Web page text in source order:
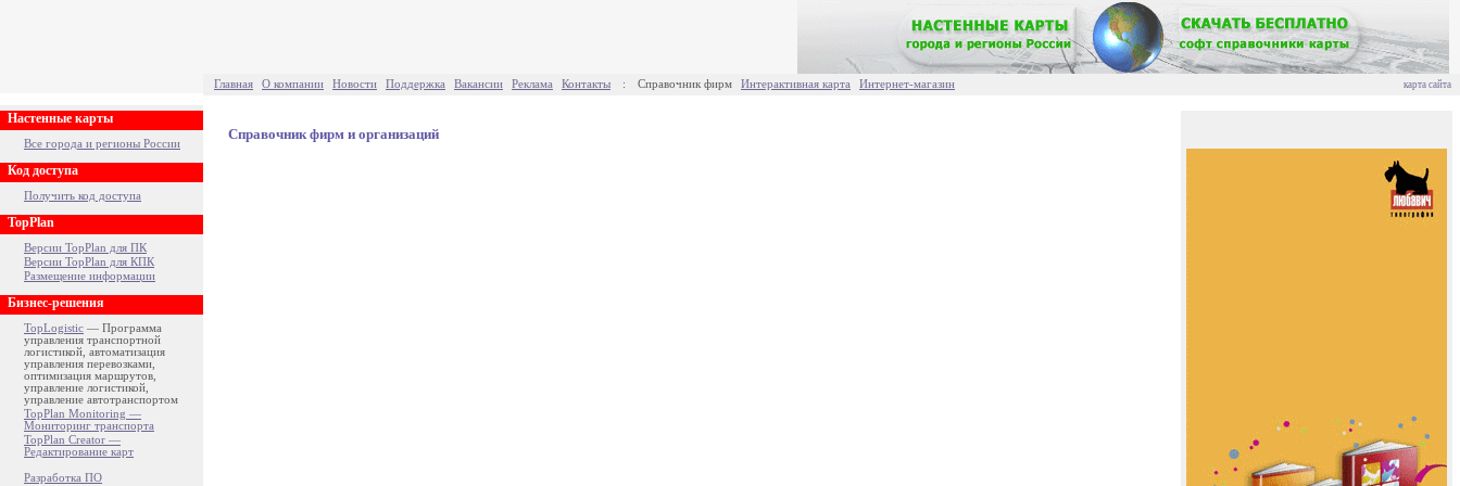
Главная О компании Новости Поддержка Вакансии Реклама Контакты : Справочник фирм Интерактивная карта Интернет-магазин карта сайта
Настенные карты
Все города и регионы России
Код доступа
Получить код доступа
TopPlan
Версии TopPlan для ПК
Версии TopPlan для КПК
Размещение информации
Бизнес-решения
TopLogistic — Программа
управления транспортной
логистикой, автоматизация
управления перевозками,
оптимизация маршрутов,
управление логистикой,
управление автотранспортом
TopPlan Monitoring —
Мониторинг транспорта
TopPlan Creator —
Редактирование карт
Разработка ПО
Справочник фирм и организаций